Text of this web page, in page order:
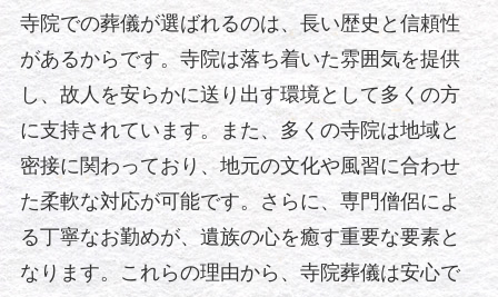
寺院での葬儀が選ばれるのは、長い歴史と信頼性
があるからです。寺院は落ち着いた雰囲気を提供
し、故人を安らかに送り出す環境として多くの方
に支持されています。また、多くの寺院は地域と
密接に関わっており、地元の文化や風習に合わせ
た柔軟な対応が可能です。さらに、専門僧侶によ
る丁寧なお勤めが、遺族の心を癒す重要な要素と
なります。これらの理由から、寺院葬儀は安心で